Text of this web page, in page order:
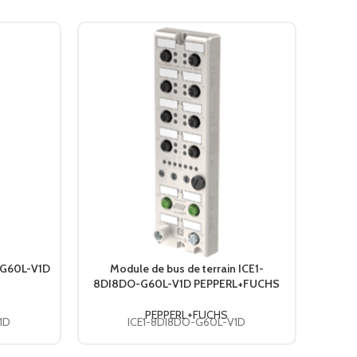
V1D
Module de bus de terrain ICE1-
8DI8DO-G60L-V1D PEPPERL+FUCHS
PEPPERL+FUCHS
ICE1-8DI8DO-G60L-V1D